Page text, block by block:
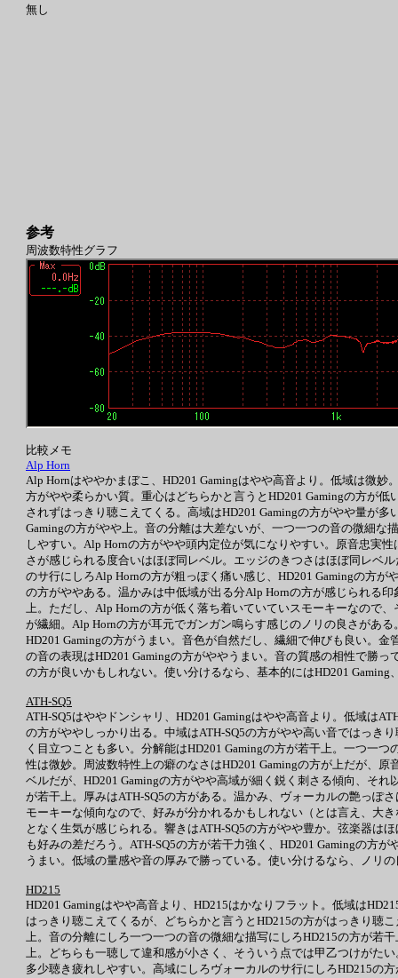
無し
参考
周波数特性グラフ
比較メモ
Alp Horn
Alp Hornはややかまぼこ、HD201 Gamingはやや高音より。低域は微
方がやや柔らかい質。重心はどちらかと言うとHD201 Gamingの方が
されずはっきり聴こえてくる。高域はHD201 Gamingの方がやや量が
Gamingの方がやや上。音の分離は大差ないが、一つ一つの音の微細な
しやすい。Alp Hornの方がやや頭内定位が気になりやすい。原音忠実
さが感じられる度合いはほぼ同レベル。エッジのきつさはほぼ同レベ
のサ行にしろAlp Hornの方が粗っぽく痛い感じ、HD201 Gamingの方
の方がややある。温かみは中低域が出る分Alp Hornの方が感じられる
上。ただし、Alp Hornの方が低く落ち着いていていスモーキーなので
が繊細。Alp Hornの方が耳元でガンガン鳴らす感じのノリの良さがあ
HD201 Gamingの方がうまい。音色が自然だし、繊細で伸びも良い。
の音の表現はHD201 Gamingの方がややうまい。音の質感の相性で勝
の方が良いかもしれない。使い分けるなら、基本的にはHD201
ATH-SQ5
ATH-SQ5はややドンシャリ、HD201 Gamingはやや高音より。低域は
の方がややしっかり出る。中域はATH-SQ5の方がやや高い音ではっき
く目立つことも多い。分解能はHD201 Gamingの方が若干上。一つ一
性は微妙。周波数特性上の癖のなさはHD201 Gamingの方が上だが、
ベルだが、HD201 Gamingの方がやや高域が細く鋭く刺さる傾向、そ
が若干上。厚みはATH-SQ5の方がある。温かみ、ヴォーカルの艶っぽ
モーキーな傾向なので、好みが分かれるかもしれない（とは言え、大
となく生気が感じられる。響きはATH-SQ5の方がやや豊か。弦楽器は
も好みの差だろう。ATH-SQ5の方が若干力強く、HD201 Gamingの方
うまい。低域の量感や音の厚みで勝っている。使い分けるなら、ノリ
HD215
HD201 Gamingはやや高音より、HD215はかなりフラット。低域は
はっきり聴こえてくるが、どちらかと言うとHD215の方がはっきり聴
上。音の分離にしろ一つ一つの音の微細な描写にしろHD215の方が若
上。どちらも一聴して違和感が小さく、そういう点では甲乙つけがた
多少聴き疲れしやすい。高域にしろヴォーカルのサ行にしろHD215の